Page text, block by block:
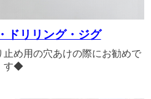
ドリリング・ジグ
め用の穴あけの際にお勧めで
す◆